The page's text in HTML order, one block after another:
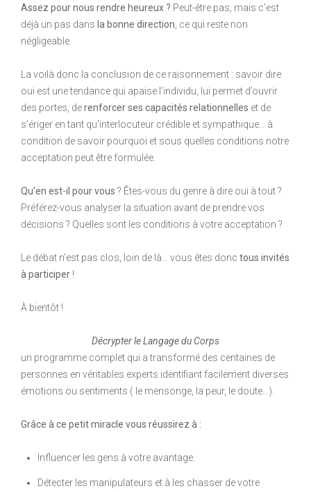
Assez pour nous rendre heureux ? Peut-être pas, mais c’est
déjà un pas dans la bonne direction , ce qui reste non
négligeable.
La voilà donc la conclusion de ce raisonnement : savoir dire
oui est une tendance qui apaise l’individu, lui permet d’ouvrir
des portes, derenforcer ses capacités relationnelles et de
s’ériger en tant qu’interlocuteur crédible et sympathique… à
condition de savoir pourquoi et sous quelles conditions notre
acceptation peut être formulée.
Qu’en est-il pour vous ? Êtes-vous du genre à dire oui à tout ?
Préférez-vous analyser la situation avant de prendre vos
décisions ? Quelles sont les conditions à votre acceptation ?
Le débat n’est pas clos, loin de là… vous êtes donc tous invités
à participer !
À bientôt !
Décrypter le Langage du Corps
un programme complet qui a transformé des centaines de
personnes en véritables experts identifiant facilement diverses
émotions ou sentiments ( le mensonge, la peur, le doute…).
Grâce à ce petit miracle vous réussirez à :
Influencer les gens à votre avantage.
Détecter les manipulateurs et à les chasser de votre